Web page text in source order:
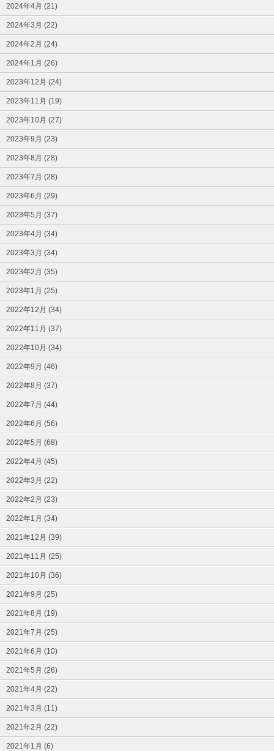
2024年4月 (21)
2024年3月 (22)
2024年2月 (24)
2024年1月 (26)
2023年12月 (24)
2023年11月 (19)
2023年10月 (27)
2023年9月 (23)
2023年8月 (28)
2023年7月 (28)
2023年6月 (29)
2023年5月 (37)
2023年4月 (34)
2023年3月 (34)
2023年2月 (35)
2023年1月 (25)
2022年12月 (34)
2022年11月 (37)
2022年10月 (34)
2022年9月 (46)
2022年8月 (37)
2022年7月 (44)
2022年6月 (56)
2022年5月 (68)
2022年4月 (45)
2022年3月 (22)
2022年2月 (23)
2022年1月 (34)
2021年12月 (39)
2021年11月 (25)
2021年10月 (36)
2021年9月 (25)
2021年8月 (19)
2021年7月 (25)
2021年6月 (10)
2021年5月 (26)
2021年4月 (22)
2021年3月 (11)
2021年2月 (22)
2021年1月 (6)